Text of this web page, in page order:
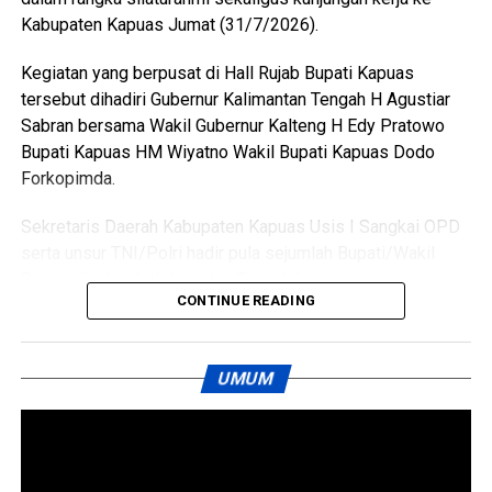
mendatangi barak karena kembali terlibat cekcok dengan
korban,” katanya.
Nah saat pintu kamar dikunci dari dalam tersangka
menggedor hingga mendobrak pintu kemudian masuk
sambil merusak sejumlah barang dan melanjutkan
pertengkaran.
memicu kobaran api.
Akibat kebakaran tersebut empat orang mengalami luka
bakar, yakni Rah (26) Muh(5) Len (26) dan Am(25). Selain
korban luka sejumlah barang berharga ikut hangus terbakar
di antaranya pakaian tas dan satu unit iPhone 12 Pro Max.
Kabupaten Kapuas Jumat (31/7/2026).
Kegiatan yang berpusat di Hall Rujab Bupati Kapuas
tersebut dihadiri Gubernur Kalimantan Tengah H Agustiar
Sabran bersama Wakil Gubernur Kalteng H Edy Pratowo
Bupati Kapuas HM Wiyatno Wakil Bupati Kapuas Dodo
Forkopimda.
Sekretaris Daerah Kabupaten Kapuas Usis I Sangkai OPD
Bupati diwilayah Kalimantan Tengah bersama unsur
memperkuat sinergi antara pemerintah pusat dan daerah
dalam menjaga stabilitas politik keamanan serta
CONTINUE READING
UMUM